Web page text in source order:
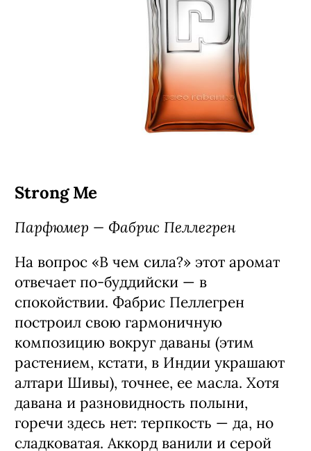
Strong Me
Парфюмер — Фабрис Пеллегрен
На вопрос «В чем сила?» этот аромат
отвечает по-буддийски — в
спокойствии. Фабрис Пеллегрен
построил свою гармоничную
композицию вокруг даваны (этим
растением, кстати, в Индии украшают
алтари Шивы), точнее, ее масла. Хотя
давана и разновидность полыни,
горечи здесь нет: терпкость — да, но
сладковатая. Аккорд ванили и серой